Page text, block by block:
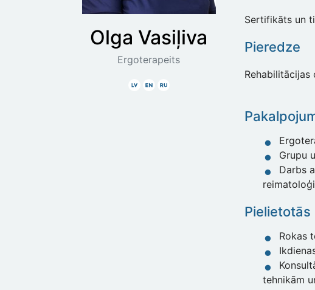
Olga Vasiļiva
Ergoterapeits
Latviski
AngliskiKrieviski
Sertifikāts un
Pieredze
Rehabilitācijas
Grupu
Darbs
Pielietotās
Rokas
tehnikām